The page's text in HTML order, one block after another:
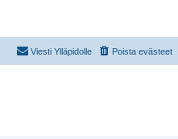
Poista evästeet
Viesti Ylläpidolle